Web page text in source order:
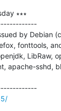
∗∗∗
by Debian
fonttools,
LibRaw,
apache-sshd,
---------------------------------------------